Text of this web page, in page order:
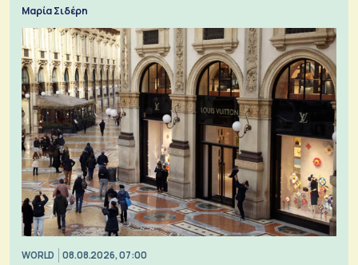
Μαρία Σιδέρη
WORLD 08.08.2026, 07:00